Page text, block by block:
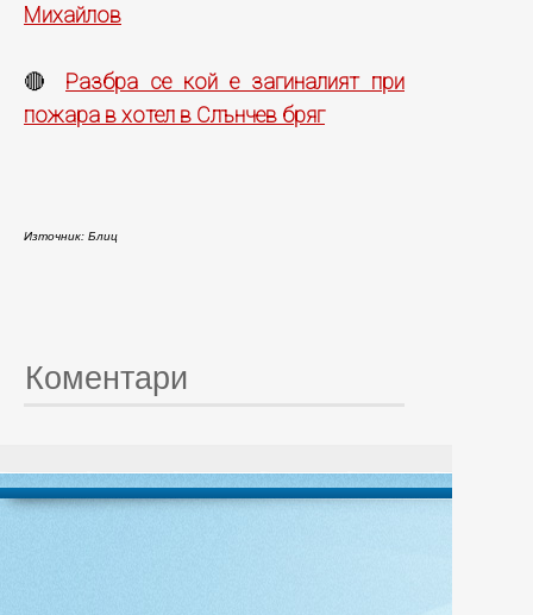
Михайлов
🔴 Разбра се кой е загиналият при
пожара в хотел в Слънчев бряг
Източник: Блиц
Коментари